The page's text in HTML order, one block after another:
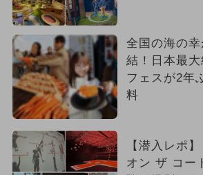
全国の海の
結！日本最
フェスが2年
料
【潜入レポ
オン ザ コー